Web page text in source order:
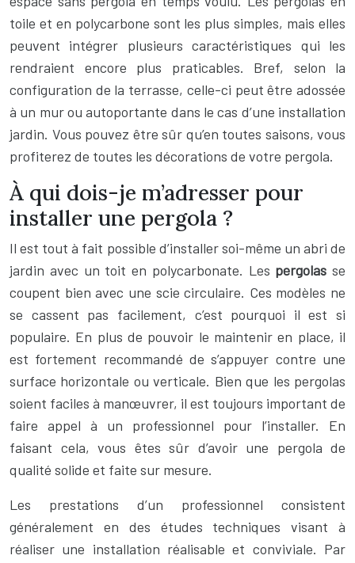
toile et en polycarbone sont les plus simples, mais elles
peuvent intégrer plusieurs caractéristiques qui les
rendraient encore plus praticables. Bref, selon la
configuration de la terrasse, celle-ci peut être adossée
à un mur ou autoportante dans le cas d’une installation
jardin. Vous pouvez être sûr qu’en toutes saisons, vous
profiterez de toutes les décorations de votre pergola.
À qui dois-je m’adresser pour
installer une pergola ?
Il est tout à fait possible d’installer soi-même un abri de
jardin avec un toit en polycarbonate. Les pergolas se
coupent bien avec une scie circulaire. Ces modèles ne
se cassent pas facilement, c’est pourquoi il est si
populaire. En plus de pouvoir le maintenir en place, il
est fortement recommandé de s’appuyer contre une
surface horizontale ou verticale. Bien que les pergolas
soient faciles à manœuvrer, il est toujours important de
faire appel à un professionnel pour l’installer. En
faisant cela, vous êtes sûr d’avoir une pergola de
qualité solide et faite sur mesure.
Les prestations d’un professionnel consistent
généralement en des études techniques visant à
réaliser une installation réalisable et conviviale. Par